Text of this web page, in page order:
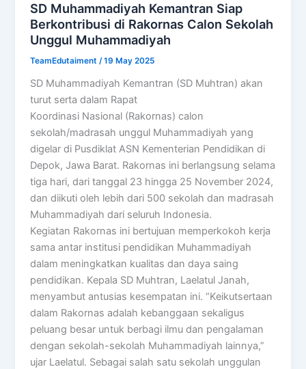
SD Muhammadiyah Kemantran Siap
Berkontribusi di Rakornas Calon Sekolah
Unggul Muhammadiyah
TeamEdutaiment/19 May 2025
SD Muhammadiyah Kemantran (SD Muhtran) akan
turut serta dalam Rapat
Koordinasi Nasional (Rakornas) calon
sekolah/madrasah unggul Muhammadiyah yang
digelar di Pusdiklat ASN Kementerian Pendidikan di
Depok, Jawa Barat. Rakornas ini berlangsung selama
tiga hari, dari tanggal 23 hingga 25 November 2024,
dan diikuti oleh lebih dari 500 sekolah dan madrasah
Muhammadiyah dari seluruh Indonesia.
Kegiatan Rakornas ini bertujuan memperkokoh kerja
sama antar institusi pendidikan Muhammadiyah
dalam meningkatkan kualitas dan daya saing
pendidikan. Kepala SD Muhtran, Laelatul Janah,
menyambut antusias kesempatan ini. “Keikutsertaan
dalam Rakornas adalah kebanggaan sekaligus
peluang besar untuk berbagi ilmu dan pengalaman
dengan sekolah-sekolah Muhammadiyah lainnya,”
ujar Laelatul. Sebagai salah satu sekolah unggulan